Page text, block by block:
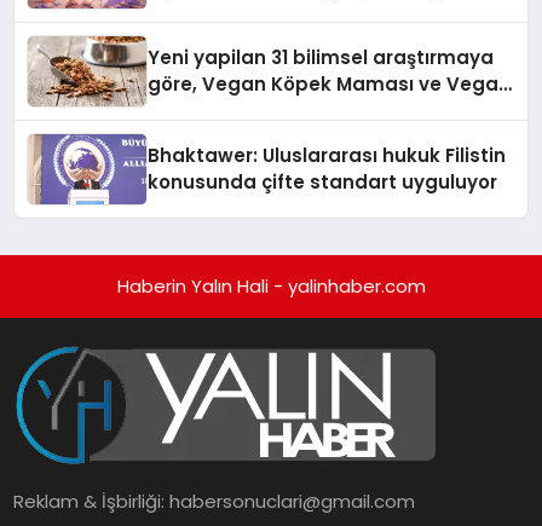
Yeni yapilan 31 bilimsel araştırmaya
göre, Vegan Köpek Maması ve Vegan
Bhaktawer: Uluslararası hukuk Filistin
konusunda çifte standart uyguluyor
Haberin Yalın Hali - yalinhaber.com
Reklam & İşbirliği:habersonuclari@gmail.com